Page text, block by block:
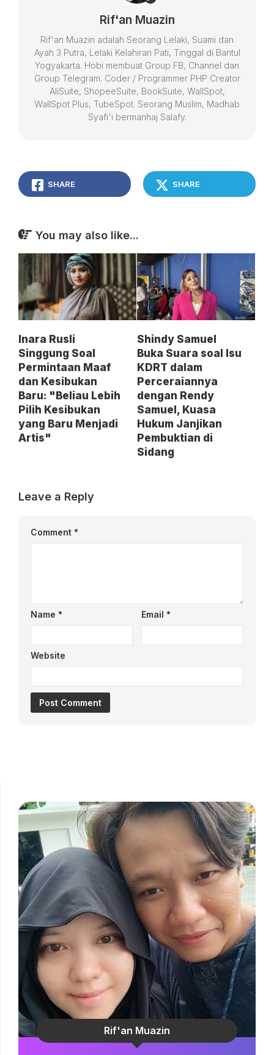
Rif'an Muazin
Rif'an Muazin adalah Seorang Lelaki, Suami dan
Ayah 3 Putra, Lelaki Kelahiran Pati, Tinggal di Bantul
Yogyakarta. Hobi membuat Group FB, Channel dan
Group Telegram. Coder / Programmer PHP Creator
AliSuite, ShopeeSuite, BookSuite, WallSpot,
WallSpot Plus, TubeSpot. Seorang Muslim, Madhab
Syafi'i bermanhaj Salafy.
SHARE SHARE
You may also like...
Inara Rusli
Singgung Soal
Permintaan Maaf
dan Kesibukan
Baru: "Beliau Lebih
Pilih Kesibukan
yang Baru Menjadi
Artis"
Shindy Samuel
Buka Suara soal Isu
KDRT dalam
Perceraiannya
dengan Rendy
Samuel, Kuasa
Hukum Janjikan
Pembuktian di
Sidang
Leave a Reply
Comment *
Name * Email *
Website
Rif'an Muazin